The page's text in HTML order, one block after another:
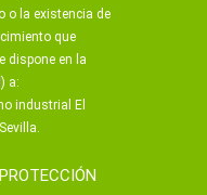
o la existencia de
que
dispone en la
a:
industrial El